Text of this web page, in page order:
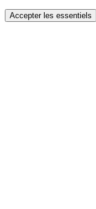
Accepter les essentiels